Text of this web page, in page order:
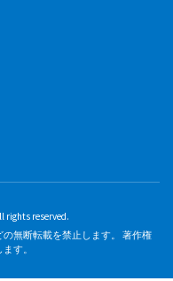
rights reserved.
無断転載を禁止します。 著作権
す。